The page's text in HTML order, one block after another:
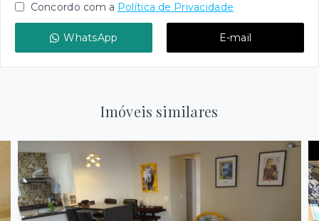
Concordo com a Política de Privacidade
WhatsApp E-mail
Imóveis similares